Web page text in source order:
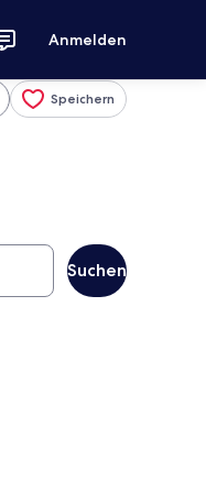
Anmelden
Speichern
Suchen